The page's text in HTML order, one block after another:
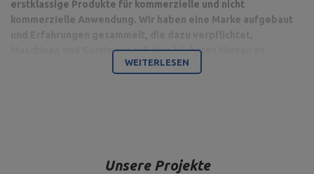
erstklassige Produkte für kommerzielle und nicht
kommerzielle Anwendung. Wir haben eine Marke aufgebaut
Maschinen und Sortiment auf dem höchsten Niveau zu
WEITERLESEN
Unsere Projekte